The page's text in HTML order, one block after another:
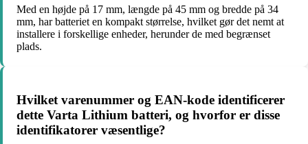
Med en højde på 17 mm, længde på 45 mm og bredde på 34
mm, har batteriet en kompakt størrelse, hvilket gør det nemt at
installere i forskellige enheder, herunder de med begrænset
plads.
Hvilket varenummer og EAN-kode identificerer
dette Varta Lithium batteri, og hvorfor er disse
identifikatorer væsentlige?